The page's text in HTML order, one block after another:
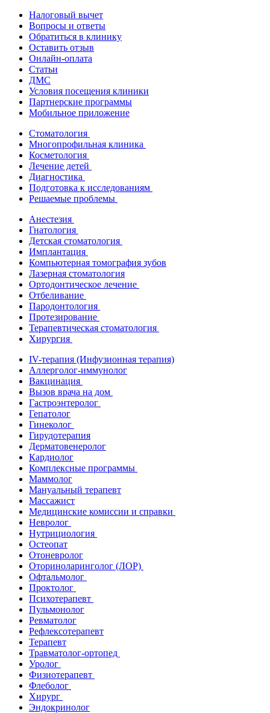
Налоговый вычет
Вопросы и ответы
Обратиться в клинику
Оставить отзыв
Онлайн-оплата
Статьи
ДМС
Условия посещения клиники
Партнерские программы
Мобильное приложение
Стоматология
Многопрофильная клиника
Косметология
Лечение детей
Диагностика
Подготовка к исследованиям
Решаемые проблемы
Анестезия
Гнатология
Детская стоматология
Имплантация
Компьютерная томография зубов
Лазерная стоматология
Ортодонтическое лечение
Отбеливание
Пародонтология
Протезирование
Терапевтическая стоматология
Хирургия
IV-терапия (Инфузионная терапия)
Аллерголог-иммунолог
Вакцинация
Вызов врача на дом
Гастроэнтеролог
Гепатолог
Гинеколог
Гирудотерапия
Дерматовенеролог
Кардиолог
Комплексные программы
Маммолог
Мануальный терапевт
Массажист
Медицинские комиссии и справки
Невролог
Нутрициология
Остеопат
Отоневролог
Оториноларинголог (ЛОР)
Офтальмолог
Проктолог
Психотерапевт
Пульмонолог
Ревматолог
Рефлексотерапевт
Терапевт
Травматолог-ортопед
Уролог
Физиотерапевт
Флеболог
Хирург
Эндокринолог